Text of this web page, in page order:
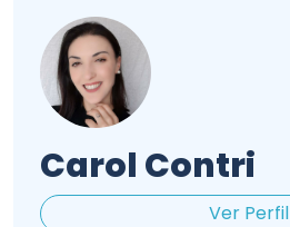
Carol Contri
Ver Perfil